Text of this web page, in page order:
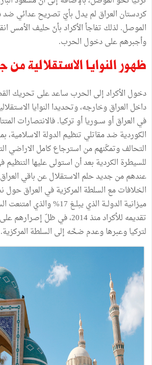
كردستان العراق لم يدل بأيّ تصريحعدائي ضد
الموصل. لذلك تفاجأالأكرادبأنّحليف الأمس
وأجبرهمعلىدخول الحرب.
ظهور النوايا الاستقلالية من
دخول الأكرادإلى الحرب ساعدعلى تحريك
داخل العراقوخارجه،وتحديدا النوايا
في العراقأوســورياأوتركيا.فالانتصارات
الكوردية ضدمقاتلي تنظيم الدولة الاسلامية،
التحالفوتمكّنهممن استرجاعكامل الاراضي
للسيطرة الكردية بعدأن استولىعليها التنظيم
عندهممنجديدحلم الاستقلالعن باقي
الخلافاتمع السلطة المركزيةفي العراقحول
ميزانية الدولــة الذي يبلــغ 17
%والذي امتنعت
تقديمه للأكرادمنذ2014، في ظلّ إصرارهمعلى
لتركياوعبرهاوعدم ضخّه إلى السلطة المركزية.